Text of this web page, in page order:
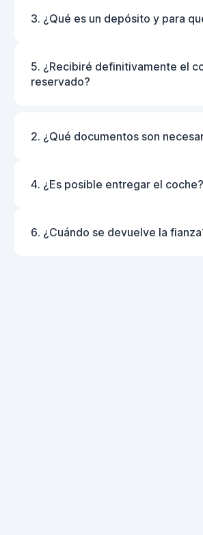
3. ¿Qué es un depósito y para
5. ¿Recibiré definitivamente el
reservado?
2. ¿Qué documentos son
4. ¿Es posible entregar el coche?
6. ¿Cuándo se devuelve la